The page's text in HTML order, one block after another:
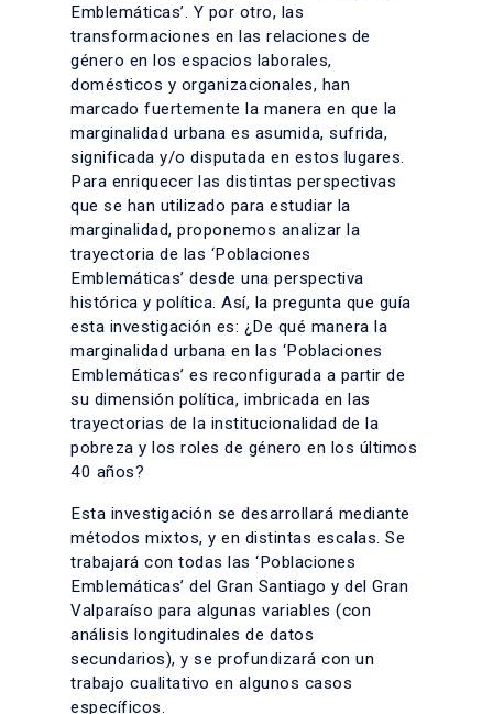
Emblemáticas’. Y por otro, las
transformaciones en las relaciones de
género en los espacios laborales,
domésticos y organizacionales, han
marcado fuertemente la manera en que la
marginalidad urbana es asumida, sufrida,
significada y/o disputada en estos lugares.
Para enriquecer las distintas perspectivas
que se han utilizado para estudiar la
marginalidad, proponemos analizar la
trayectoria de las ‘Poblaciones
Emblemáticas’ desde una perspectiva
histórica y política. Así, la pregunta que guía
esta investigación es: ¿De qué manera la
marginalidad urbana en las ‘Poblaciones
Emblemáticas’ es reconfigurada a partir de
su dimensión política, imbricada en las
trayectorias de la institucionalidad de la
pobreza y los roles de género en los últimos
40 años?
Esta investigación se desarrollará mediante
métodos mixtos, y en distintas escalas. Se
trabajará con todas las ‘Poblaciones
Emblemáticas’ del Gran Santiago y del Gran
Valparaíso para algunas variables (con
análisis longitudinales de datos
secundarios), y se profundizará con un
trabajo cualitativo en algunos casos
específicos.